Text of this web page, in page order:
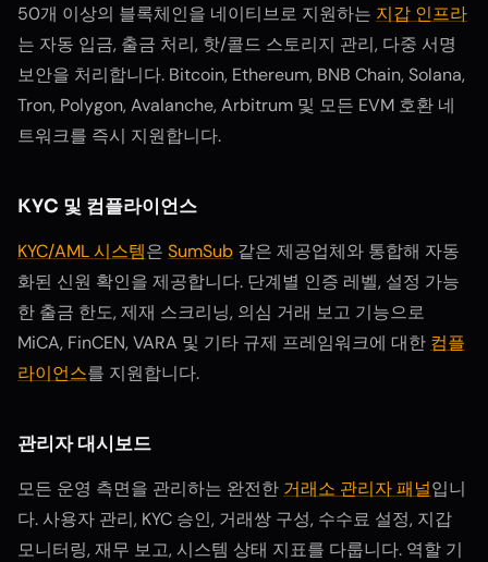
50개 이상의 블록체인을 네이티브로 지원하는 지갑 인프라
는 자동 입금, 출금 처리, 핫/콜드 스토리지 관리, 다중 서명
보안을 처리합니다. Bitcoin, Ethereum, BNB Chain, Solana,
Tron, Polygon, Avalanche, Arbitrum 및 모든 EVM 호환 네
트워크를 즉시 지원합니다.
KYC 및 컴플라이언스
KYC/AML 시스템은 SumSub 같은 제공업체와 통합해 자동
화된 신원 확인을 제공합니다. 단계별 인증 레벨, 설정 가능
한 출금 한도, 제재 스크리닝, 의심 거래 보고 기능으로
MiCA, FinCEN, VARA 및 기타 규제 프레임워크에 대한 컴플
라이언스를 지원합니다.
관리자 대시보드
모든 운영 측면을 관리하는 완전한 거래소 관리자 패널입니
다. 사용자 관리, KYC 승인, 거래쌍 구성, 수수료 설정, 지갑
모니터링, 재무 보고, 시스템 상태 지표를 다룹니다. 역할 기